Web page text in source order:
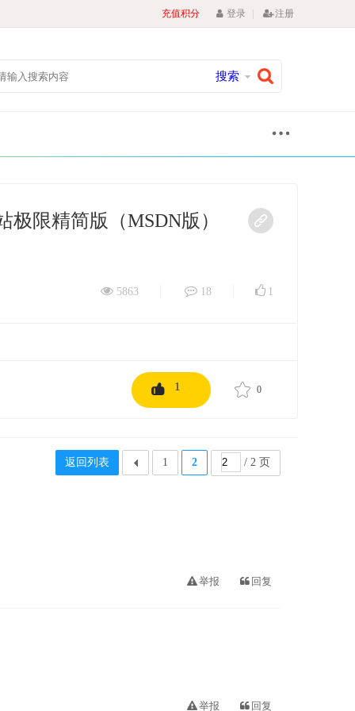
充值积分 登录 | 注册
搜索
极限精简版（MSDN版）
5863 18 1
0
1
1 2 / 2 页
返回列表
举报 回复
举报 回复